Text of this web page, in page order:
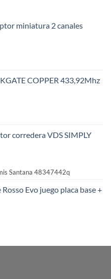
miniatura 2 canales
COPPER 433,92Mhz
corredera VDS SIMPLY
Santana 48347442q
Evo juego placa base +